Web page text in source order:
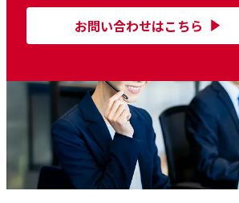
お問い合わせはこちら